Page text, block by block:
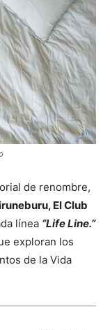
de renombre,
El Club
línea “Life Line.”
exploran los
de la Vida